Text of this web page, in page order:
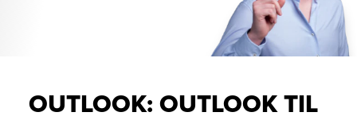
OUTLOOK: OUTLOOK TIL